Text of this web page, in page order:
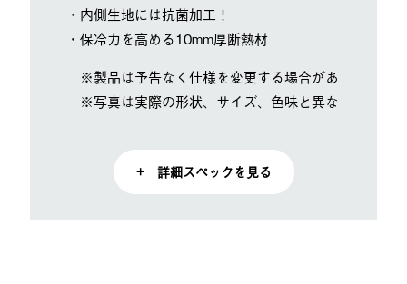
・内側生地には抗菌加工！
・保冷力を高める10mm厚断熱材
※製品は予告なく仕様を変更する場合があります。
※写真は実際の形状、サイズ、色味と異なる場合が
+ 詳細スペックを見る